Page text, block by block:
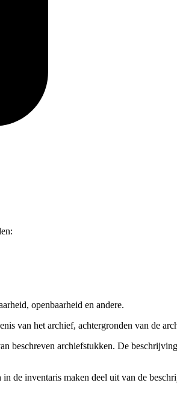
openbaarheid en andere.
van het archief, achtergronden van de
beschreven archiefstukken. De
de inventaris maken deel uit van de